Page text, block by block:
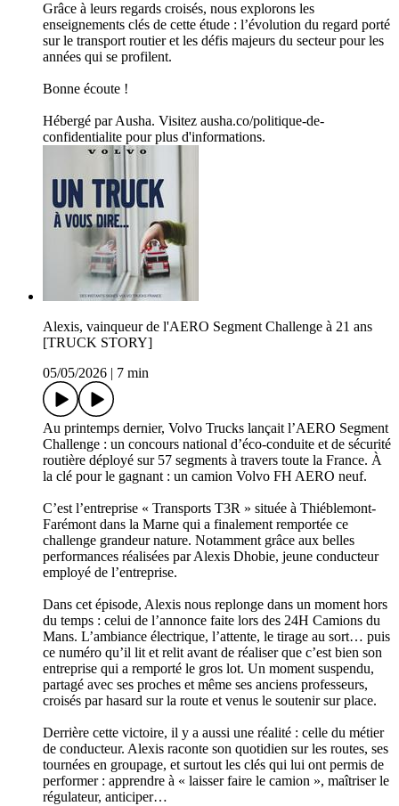
Grâce à leurs regards croisés, nous explorons les
enseignements clés de cette étude : l’évolution du regard porté
sur le transport routier et les défis majeurs du secteur pour les
années qui se profilent.
Bonne écoute !
Hébergé par Ausha. Visitez ausha.co/politique-de-
confidentialite pour plus d'informations.
Alexis, vainqueur de l'AERO Segment Challenge à 21 ans
[TRUCK STORY]
05/05/2026
7 min
Au printemps dernier, Volvo Trucks lançait l’AERO Segment
Challenge : un concours national d’éco-conduite et de sécurité
routière déployé sur 57 segments à travers toute la France. À
la clé pour le gagnant : un camion Volvo FH AERO neuf.
C’est l’entreprise « Transports T3R » située à Thiéblemont-
Farémont dans la Marne qui a finalement remportée ce
challenge grandeur nature. Notamment grâce aux belles
performances réalisées par Alexis Dhobie, jeune conducteur
employé de l’entreprise.
Dans cet épisode, Alexis nous replonge dans un moment hors
du temps : celui de l’annonce faite lors des 24H Camions du
Mans. L’ambiance électrique, l’attente, le tirage au sort… puis
ce numéro qu’il lit et relit avant de réaliser que c’est bien son
entreprise qui a remporté le gros lot. Un moment suspendu,
partagé avec ses proches et même ses anciens professeurs,
croisés par hasard sur la route et venus le soutenir sur place.
Derrière cette victoire, il y a aussi une réalité : celle du métier
de conducteur. Alexis raconte son quotidien sur les routes, ses
tournées en groupage, et surtout les clés qui lui ont permis de
performer : apprendre à « laisser faire le camion », maîtriser le
régulateur, anticiper…